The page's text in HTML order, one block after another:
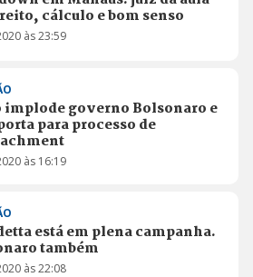
cálculo e bom senso
às 23:59
implode governo Bolsonaro e
para processo de
às 16:19
está em plena campanha.
também
às 22:08